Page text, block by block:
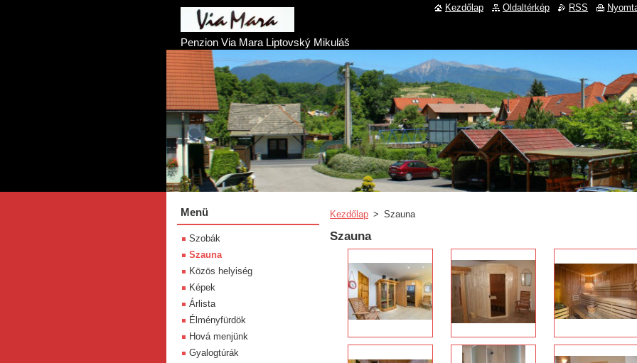
Penzion Via Mara Liptovský Mikuláš
Kezdőlap > Szauna
Szauna
Menü
Szobák
Szauna
Közös helyiség
Képek
Árlista
Élményfürdök
Hová menjünk
Gyalogtúrák
Kezdőlap Oldaltérkép RSS